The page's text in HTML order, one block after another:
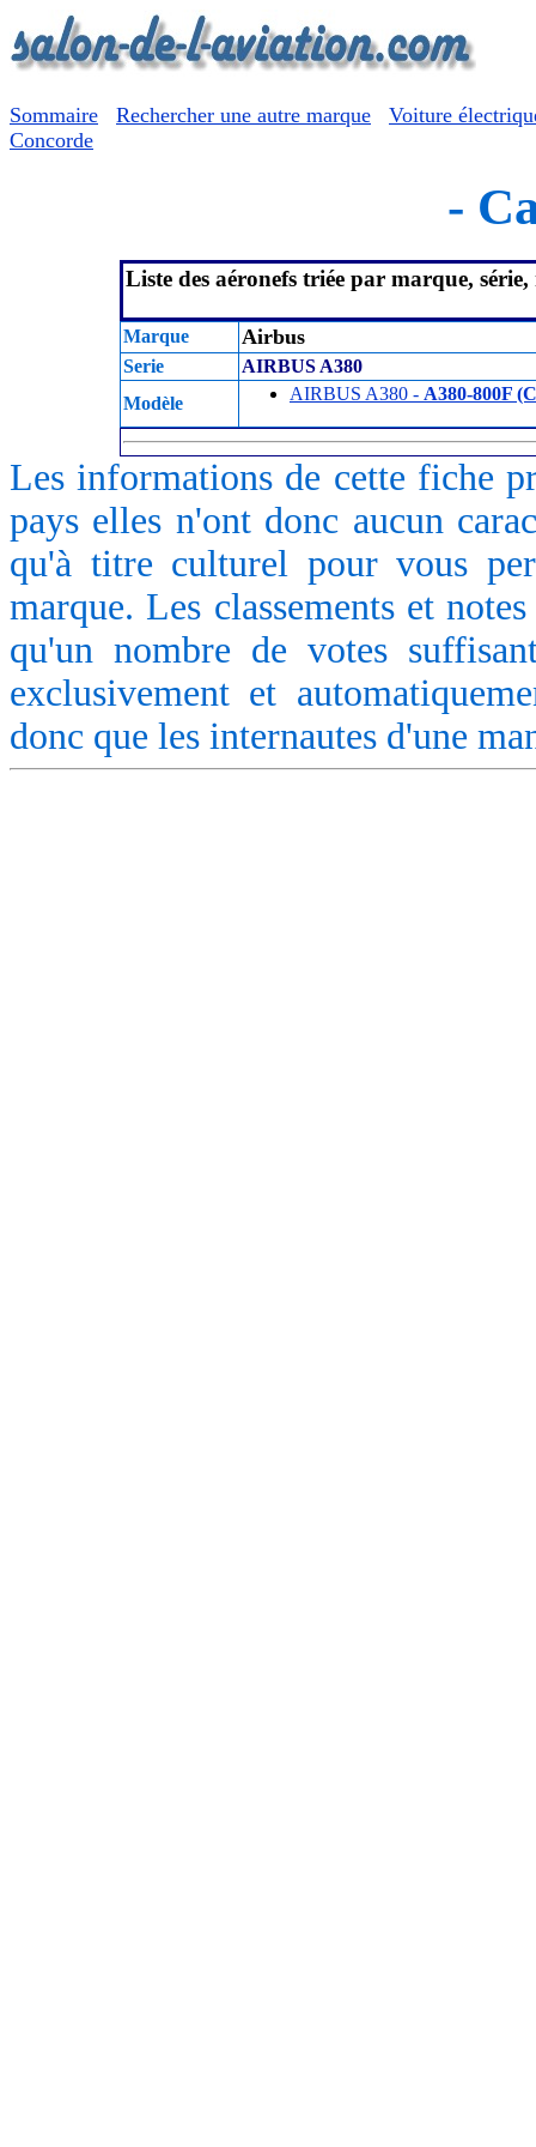
Sommaire Rechercher une autre marque
Voiture
Concorde
-
Liste des aéronefs triée par marque, série,
Marque Airbus
Serie
AIRBUS A380
Modèle
AIRBUS A380 - A380-800F
Les informations de cette fiche
pays elles n'ont donc aucun
qu'à titre culturel pour vous
marque. Les classements et
qu'un nombre de votes
exclusivement et
donc que les internautes d'une